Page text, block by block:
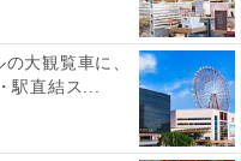
みポーチ
大観覧車に、
駅直結ス...